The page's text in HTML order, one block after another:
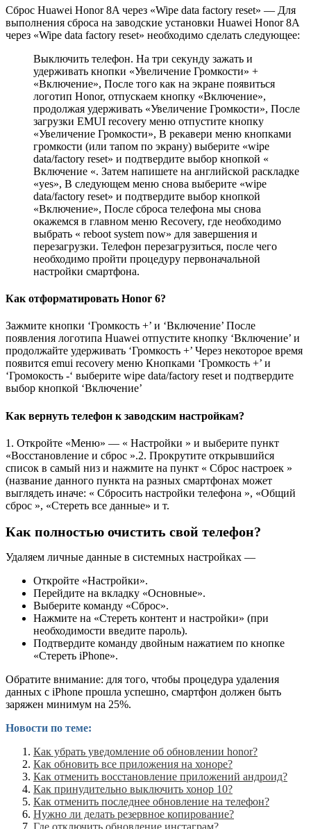
Сброс Huawei Honor 8A через «Wipe data factory reset» — Для
выполнения сброса на заводские установки Huawei Honor 8A
через «Wipe data factory reset» необходимо сделать следующее:
Выключить телефон. На три секунду зажать и
удерживать кнопки «Увеличение Громкости» +
«Включение», После того как на экране появиться
логотип Honor, отпускаем кнопку «Включение»,
продолжая удерживать «Увеличение Громкости», После
загрузки EMUI recovery меню отпустите кнопку
«Увеличение Громкости», В рекавери меню кнопками
громкости (или тапом по экрану) выберите «wipe
data/factory reset» и подтвердите выбор кнопкой «
Включение «. Затем напишете на английской раскладке
«yes», В следующем меню снова выберите «wipe
data/factory reset» и подтвердите выбор кнопкой
«Включение», После сброса телефона мы снова
окажемся в главном меню Recovery, где необходимо
выбрать « reboot system now» для завершения и
перезагрузки. Телефон перезагрузиться, после чего
необходимо пройти процедуру первоначальной
настройки смартфона.
Как отформатировать Honor 6?
Зажмите кнопки ‘Громкость +’ и ‘Включение’ После
появления логотипа Huawei отпустите кнопку ‘Включение’ и
продолжайте удерживать ‘Громкость +’ Через некоторое время
появится emui recovery меню Кнопками ‘Громкость +’ и
‘Громокость -‘ выберите wipe data/factory reset и подтвердите
выбор кнопкой ‘Включение’
Как вернуть телефон к заводским настройкам?
1. Откройте «Меню» — « Настройки » и выберите пункт
«Восстановление и сброс ».2. Прокрутите открывшийся
список в самый низ и нажмите на пункт « Сброс настроек »
(название данного пункта на разных смартфонах может
выглядеть иначе: « Сбросить настройки телефона », «Общий
сброс », «Стереть все данные» и т.
Как полностью очистить свой телефон?
Удаляем личные данные в системных настройках —
Откройте «Настройки».
Перейдите на вкладку «Основные».
Выберите команду «Сброс».
Нажмите на «Стереть контент и настройки» (при
необходимости введите пароль).
Подтвердите команду двойным нажатием по кнопке
«Стереть iPhone».
Обратите внимание: для того, чтобы процедура удаления
данных с iPhone прошла успешно, смартфон должен быть
заряжен минимум на 25%.
Новости по теме:
Как убрать уведомление об обновлении honor?
Как обновить все приложения на хоноре?
Как отменить восстановление приложений андроид?
Как принудительно выключить хонор 10?
Как отменить последнее обновление на телефон?
Нужно ли делать резервное копирование?